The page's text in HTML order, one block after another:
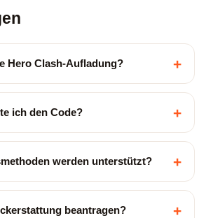
Hero Clash-Aufladung? +
ich den Code? +
werden unterstützt? +
beantragen? +